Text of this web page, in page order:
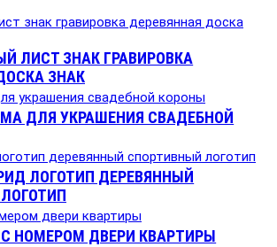
ЛИСТ ЗНАК ГРАВИРОВКА
ЗНАК
ДЛЯ УКРАШЕНИЯ СВАДЕБНОЙ
ЛОГОТИП ДЕРЕВЯННЫЙ
НОМЕРОМ ДВЕРИ КВАРТИРЫ